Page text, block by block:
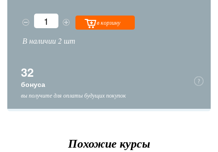
в корзину
В наличии 2 шт
32
бонуса
вы получите для оплаты будущих покупок
Похожие курсы